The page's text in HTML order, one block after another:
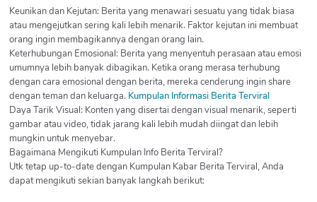
Keunikan dan Kejutan: Berita yang menawari sesuatu yang tidak biasa
atau mengejutkan sering kali lebih menarik. Faktor kejutan ini membuat
orang ingin membagikannya dengan orang lain.
Keterhubungan Emosional: Berita yang menyentuh perasaan atau emosi
umumnya lebih banyak dibagikan. Ketika orang merasa terhubung
dengan cara emosional dengan berita, mereka cenderung ingin share
dengan teman dan keluarga. Kumpulan Informasi Berita Terviral
Daya Tarik Visual: Konten yang disertai dengan visual menarik, seperti
gambar atau video, tidak jarang kali lebih mudah diingat dan lebih
mungkin untuk menyebar.
Bagaimana Mengikuti Kumpulan Info Berita Terviral?
Utk tetap up-to-date dengan Kumpulan Kabar Berita Terviral, Anda
dapat mengikuti sekian banyak langkah berikut: